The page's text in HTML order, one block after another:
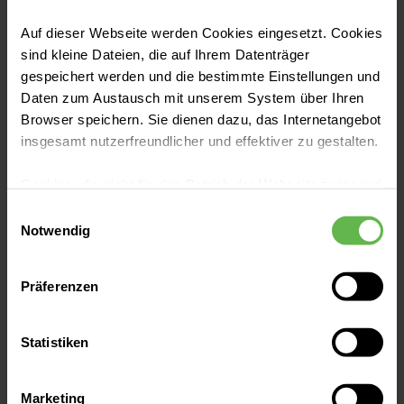
Auf dieser Webseite werden Cookies eingesetzt. Cookies
sind kleine Dateien, die auf Ihrem Datenträger
gespeichert werden und die bestimmte Einstellungen und
Daten zum Austausch mit unserem System über Ihren
Browser speichern. Sie dienen dazu, das Internetangebot
insgesamt nutzerfreundlicher und effektiver zu gestalten.
eingesetzt werden.
Es steht Ihnen frei, unsere Seite mit nur den notwendigen
Cookies zu benutzen, eine individuelle Auswahl
oder durch Auswahl von „Alle Cookies akzeptieren“ in die
widerrufen.
Notwendig
Präferenzen
Statistiken
Marketing
Großes Netzwerk
Gut vernetzt zu sein ist dir wichtig – bei
uns hast du 75.000 Kolleginnen und
arbeiten. Wir fördern den Austausch und
Helios als Arbeitgeber